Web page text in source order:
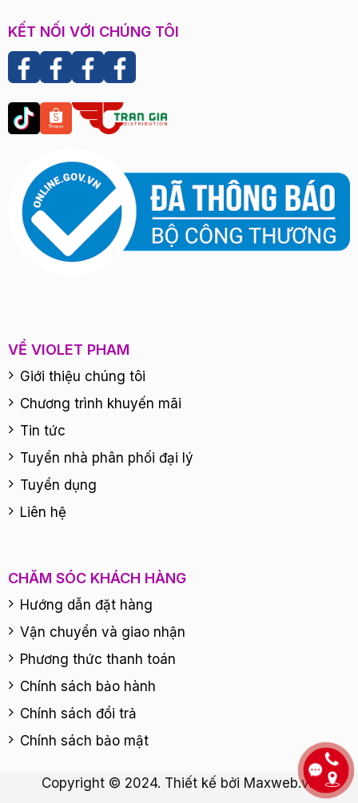
KẾT NỐI VỚI CHÚNG TÔI
VỀ VIOLET PHAM
Giới thiệu chúng tôi
Chương trình khuyến mãi
Tin tức
Tuyển nhà phân phối đại lý
Tuyển dụng
Liên hệ
CHĂM SÓC KHÁCH HÀNG
Hướng dẫn đặt hàng
Vận chuyển và giao nhận
Phương thức thanh toán
Chính sách bảo hành
Chính sách đổi trả
Chính sách bảo mật
Copyright © 2024. Thiết kế bởi Maxweb.vn